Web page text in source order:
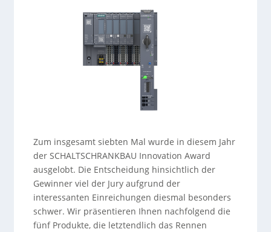
Zum insgesamt siebten Mal wurde in diesem Jahr
der SCHALTSCHRANKBAU Innovation Award
ausgelobt. Die Entscheidung hinsichtlich der
Gewinner viel der Jury aufgrund der
interessanten Einreichungen diesmal besonders
schwer. Wir präsentieren Ihnen nachfolgend die
fünf Produkte, die letztendlich das Rennen